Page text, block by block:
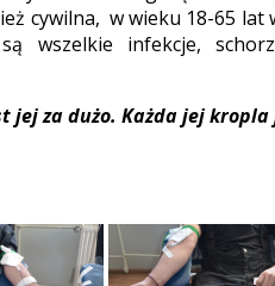
cywilna, w wieku 18-65 lat
wszelkie infekcje,
za dużo. Każda jej kropla